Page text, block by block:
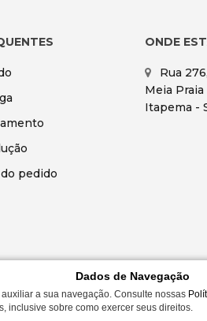
pedido
ONDE
Rua
Meia Praia
Itapema -
ME | CNPJ 09.430.602/0001-53 | Rua 276,
Dados de Navegação
a sua navegação. Consulte nossas
inclusive sobre como exercer seus direitos.